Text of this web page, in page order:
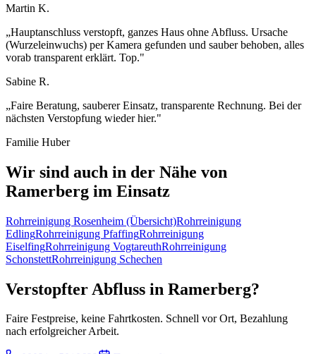
Martin K.
„Hauptanschluss verstopft, ganzes Haus ohne Abfluss. Ursache
(Wurzeleinwuchs) per Kamera gefunden und sauber behoben, alles
vorab transparent erklärt. Top."
Sabine R.
„Faire Beratung, sauberer Einsatz, transparente Rechnung. Bei der
nächsten Verstopfung wieder hier."
Familie Huber
Wir sind auch in der Nähe von
Ramerberg im Einsatz
Rohrreinigung Rosenheim (Übersicht)Rohrreinigung
EdlingRohrreinigung PfaffingRohrreinigung
EiselfingRohrreinigung VogtareuthRohrreinigung
SchonstettRohrreinigung Schechen
Verstopfter Abfluss in Ramerberg?
Faire Festpreise, keine Fahrtkosten. Schnell vor Ort, Bezahlung
nach erfolgreicher Arbeit.